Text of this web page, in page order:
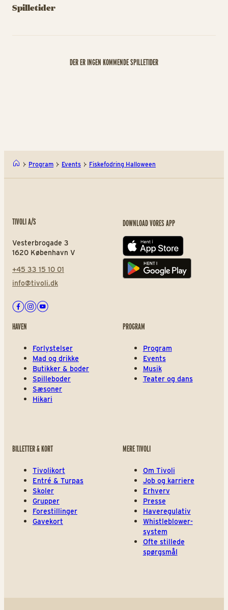
Spilletider
DER ER INGEN KOMMENDE SPILLETIDER
Program Events Fiskefodring Halloween
TIVOLI A/S
Vesterbrogade 3
1620 København V
+45 33 15 10 01
info@tivoli.dk
Facebook
Instagram
Youtube
DOWNLOAD VORES APP
App store
Play store
HAVEN
Forlystelser
Mad og drikke
Butikker & boder
Spilleboder
Sæsoner
Hikari
PROGRAM
Program
Events
Musik
Teater og dans
BILLETTER & KORT
Tivolikort
Entré & Turpas
Skoler
Grupper
Forestillinger
Gavekort
MERE TIVOLI
Om Tivoli
Job og karriere
Erhverv
Presse
Haveregulativ
Whistleblower-
system
Ofte stillede
spørgsmål